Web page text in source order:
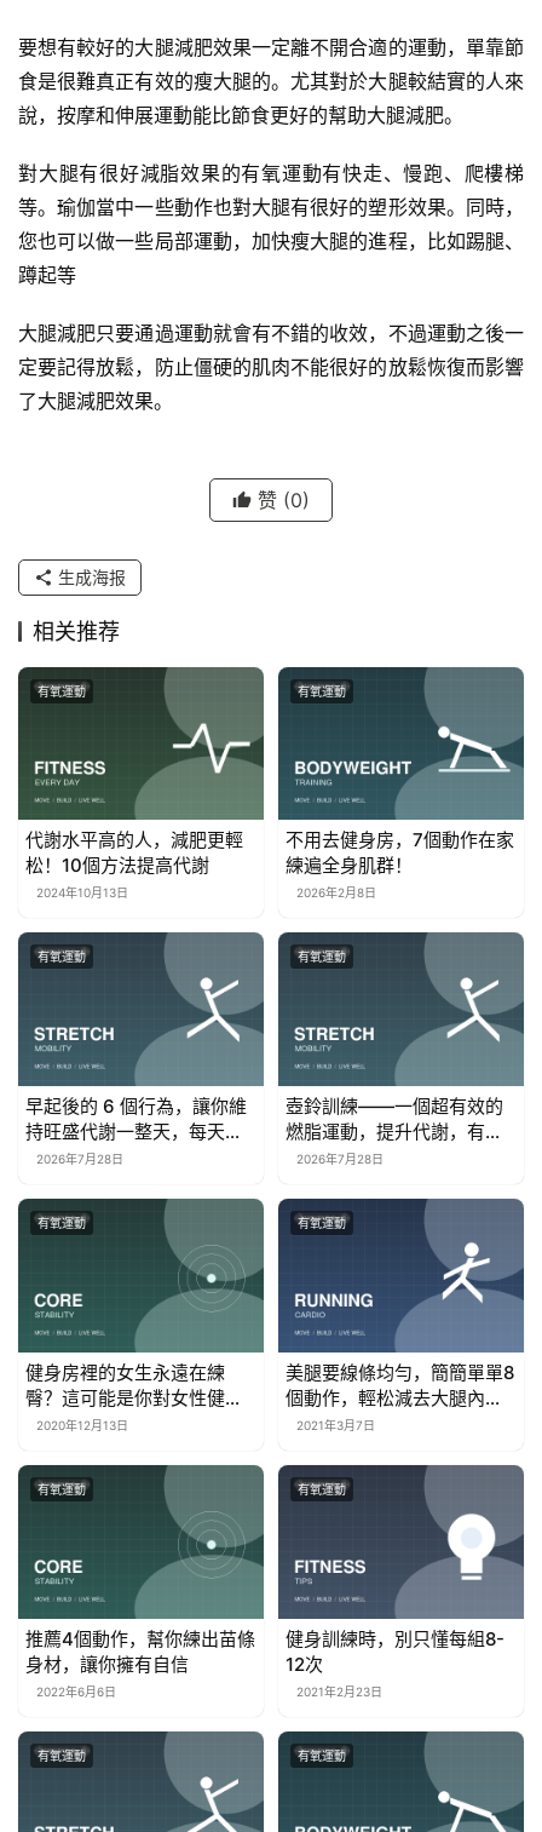
要想有較好的大腿減肥效果一定離不開合適的運動，單靠節
食是很難真正有效的瘦大腿的。尤其對於大腿較結實的人來
說，按摩和伸展運動能比節食更好的幫助大腿減肥。
對大腿有很好減脂效果的有氧運動有快走、慢跑、爬樓梯
等。瑜伽當中一些動作也對大腿有很好的塑形效果。同時，
您也可以做一些局部運動，加快瘦大腿的進程，比如踢腿、
蹲起等
大腿減肥只要通過運動就會有不錯的收效，不過運動之後一
定要記得放鬆，防止僵硬的肌肉不能很好的放鬆恢復而影響
了大腿減肥效果。
赞 (0)
生成海报
相关推荐
有氧運動
代謝水平高的人，減肥更輕
松！10個方法提高代謝
2024年10月13日
有氧運動
不用去健身房，7個動作在家
練遍全身肌群！
2026年2月8日
有氧運動
早起後的 6 個行為，讓你維
持旺盛代謝一整天，每天多
燃燒300卡路里
2026年7月28日
有氧運動
壺鈴訓練——一個超有效的
燃脂運動，提升代謝，有效
抗衰老！
2026年7月28日
有氧運動
健身房裡的女生永遠在練
臀？這可能是你對女性健身
者的誤解
2020年12月13日
有氧運動
美腿要線條均勻，簡簡單單8
個動作，輕松減去大腿內側
脂肪
2021年3月7日
有氧運動
推薦4個動作，幫你練出苗條
身材，讓你擁有自信
2022年6月6日
有氧運動
健身訓練時，別只懂每組8-
12次
2021年2月23日
有氧運動 有氧運動